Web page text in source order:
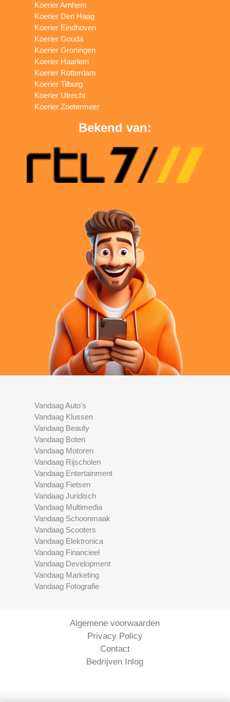
Koerier Arnhem
Koerier Den Haag
Koerier Eindhoven
Koerier Gouda
Koerier Groningen
Koerier Haarlem
Koerier Rotterdam
Koerier Tilburg
Koerier Utrecht
Koerier Zoetermeer
Bekend van:
Vandaag Auto's
Vandaag Klussen
Vandaag Beauty
Vandaag Boten
Vandaag Motoren
Vandaag Rijscholen
Vandaag Entertainment
Vandaag Fietsen
Vandaag Juridisch
Vandaag Multimedia
Vandaag Schoonmaak
Vandaag Scooters
Vandaag Elektronica
Vandaag Financieel
Vandaag Development
Vandaag Marketing
Vandaag Fotografie
Algemene voorwaarden
Privacy Policy
Contact
Bedrijven Inlog